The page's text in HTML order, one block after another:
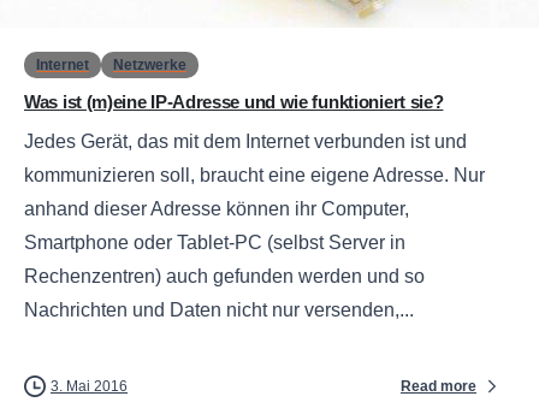
Internet Netzwerke
Was ist (m)eine IP-Adresse und wie funktioniert sie?
Jedes Gerät, das mit dem Internet verbunden ist und
kommunizieren soll, braucht eine eigene Adresse. Nur
anhand dieser Adresse können ihr Computer,
Smartphone oder Tablet-PC (selbst Server in
Rechenzentren) auch gefunden werden und so
Nachrichten und Daten nicht nur versenden,...
3. Mai 2016 Read more